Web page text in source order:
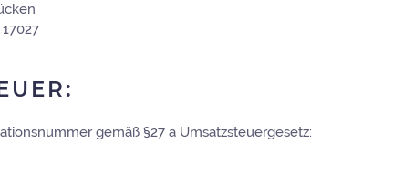
gemäß §27 a Umsatzsteuergesetz: